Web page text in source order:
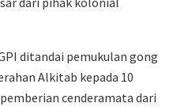
ditandai pemukulan gong
Alkitab kepada 10
cenderamata dari